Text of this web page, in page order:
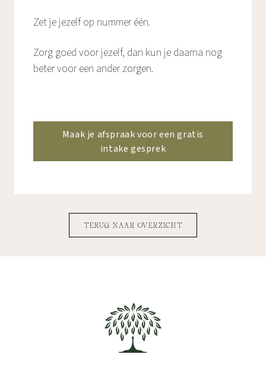
Zet je jezelf op nummer één.
Zorg goed voor jezelf, dan kun je daarna nog
beter voor een ander zorgen.
Maak je afspraak voor een gratis
intake gesprek
TERUG NAAR OVERZICHT